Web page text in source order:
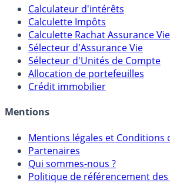
Outils
Calculateur d'intérêts
Calculette Impôts
Calculette Rachat Assurance Vie
Sélecteur d'Assurance Vie
Sélecteur d'Unités de Compte
Crédit immobilier
Mentions
Mentions légales et Conditions
Partenaires